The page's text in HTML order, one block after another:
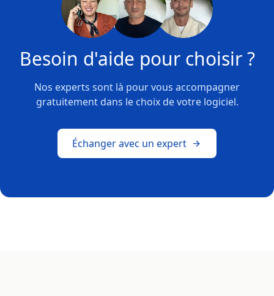
Besoin d'aide pour choisir ?
Nos experts sont là pour vous accompagner
gratuitement dans le choix de votre logiciel.
Échanger avec un expert